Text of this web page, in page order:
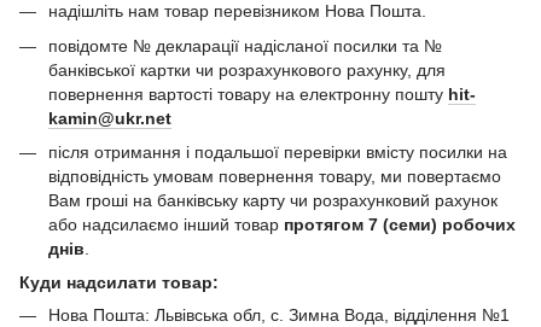
надішліть нам товар перевізником Нова Пошта.
повідомте № декларації надісланої посилки та №
банківської картки чи розрахункового рахунку, для
повернення вартості товару на електронну пошту hit-
kamin@ukr.net
після отримання і подальшої перевірки вмісту посилки на
відповідність умовам повернення товару, ми повертаємо
Вам гроші на банківську карту чи розрахунковий рахунок
або надсилаємо інший товар протягом 7 (семи) робочих
днів
Куди надсилати товар:
Нова Пошта: Львівська обл, с. Зимна Вода, відділення №1